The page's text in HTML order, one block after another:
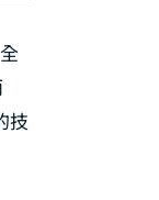
清除與殘留檔案徹
技